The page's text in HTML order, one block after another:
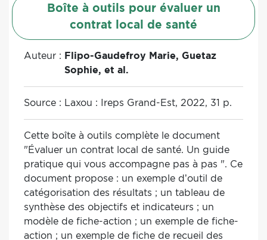
Utilisée en aval, elle favorisera la réflexion
sur les perspectives d’évolution des
projets à mettre en œuvre ultérieurement,
de façon à ce qu’ils puissent contribuer à
la réduction des ISTS.
Boîte à outils pour évaluer un
contrat local de santé
Auteur : Flipo-Gaudefroy Marie, Guetaz
Sophie, et al.
Source : Laxou : Ireps Grand-Est, 2022, 31 p.
Cette boîte à outils complète le document
"Évaluer un contrat local de santé. Un guide
pratique qui vous accompagne pas à pas ". Ce
document propose : un exemple d’outil de
catégorisation des résultats ; un tableau de
synthèse des objectifs et indicateurs ; un
modèle de fiche-action ; un exemple de fiche-
action ; un exemple de fiche de recueil des